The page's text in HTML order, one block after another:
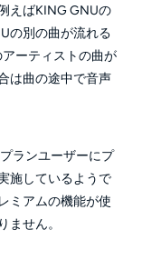
えばKING GNUの
の別の曲が流れる
ーティストの曲が
は曲の途中で音声
ランユーザーにプ
施しているようで
ミアムの機能が使
ません。